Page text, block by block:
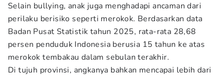
Selain bullying, anak juga menghadapi ancaman dari
perilaku berisiko seperti merokok. Berdasarkan data
Badan Pusat Statistik tahun 2025, rata-rata 28,68
persen penduduk Indonesia berusia 15 tahun ke atas
merokok tembakau dalam sebulan terakhir.
Di tujuh provinsi, angkanya bahkan mencapai lebih dari